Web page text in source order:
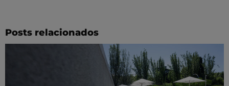
Posts relacionados